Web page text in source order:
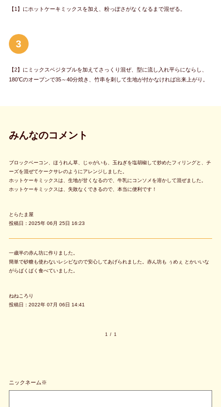
【1】にホットケーキミックスを加え、粉っぽさがなくなるまで混ぜる。
3
【2】にミックスベジタブルを加えてさっくり混ぜ、型に流し入れ平らにならし、
180℃のオーブンで35～40分焼き、竹串を刺して生地が付かなければ出来上がり。
みんなのコメント
ブロックベーコン、ほうれん草、じゃがいも、玉ねぎを塩胡椒して炒めたフィリングと、チ
ーズを混ぜてケークサレのようにアレンジしました。
ホットケーキミックスは、生地が甘くなるので、牛乳にコンソメを溶かして混ぜました。
ホットケーキミックスは、失敗なくできるので、本当に便利です！
とらたま屋
投稿日：2025年 06月 25日 16:23
一歳半の赤ん坊に作りました。
簡単で砂糖も使わないレシピなので安心してあげられました。赤ん坊も ぅめぇ とかいいな
がらばくばく食べていました。
ねねころり
投稿日：2022年 07月 06日 14:41
1 / 1
ニックネーム※